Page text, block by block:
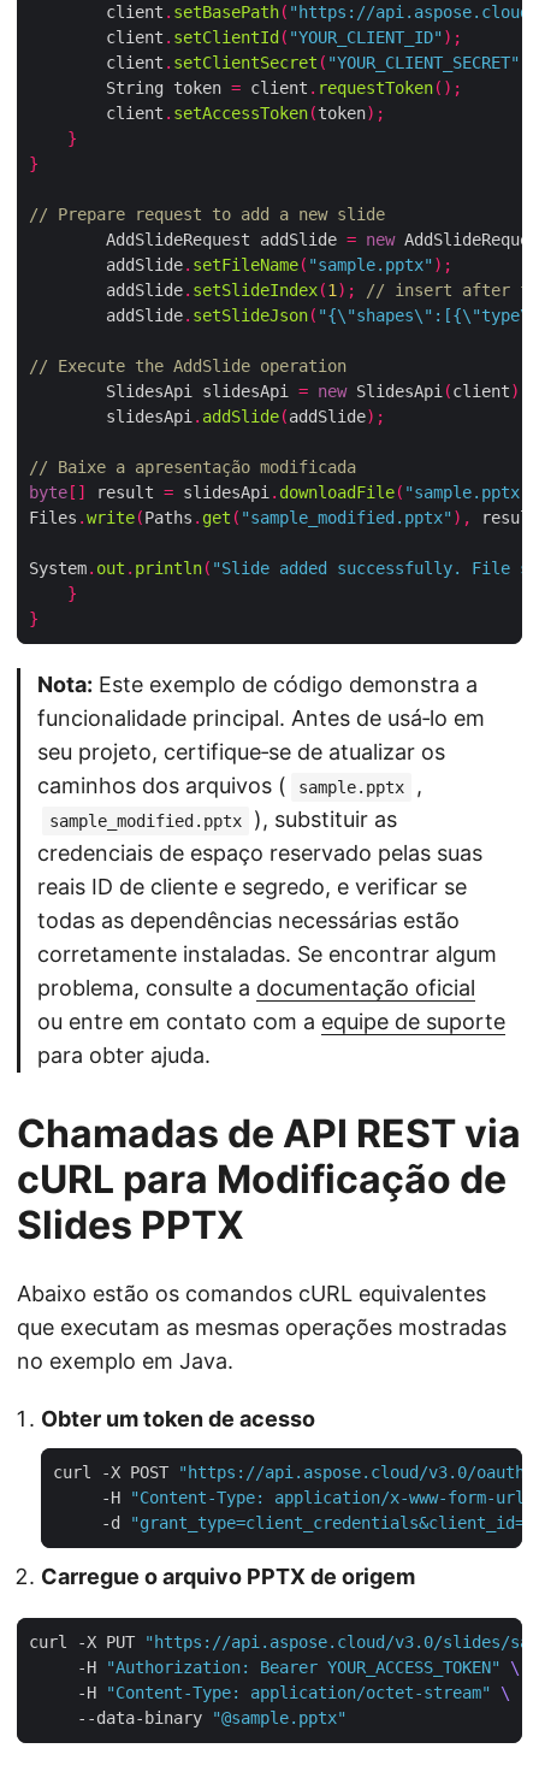
        client
. setBasePath( "https://api.aspose.cloud"
        client
. setClientId ( "YOUR_CLIENT_ID" );
        client
. setClientSecret ( "YOUR_CLIENT_SECRET"
        String token
= client . requestToken();
        client
. setAccessToken(token);
}
}
// Prepare request to add a new slide
        AddSlideRequest addSlide
= new
        addSlide
. setFileName( "sample.pptx" );
        addSlide
. setSlideIndex(1 );
// insert after
        addSlide
. setSlideJson(
// Execute the AddSlide operation
        SlidesApi slidesApi
= new SlidesApi (client);
        slidesApi
. addSlide(addSlide);
// Baixe a apresentação modificada
byte [] result = slidesApi . downloadFile( "sample.pptx"
Files .write(Paths . get ( "sample_modified.pptx" ), result
System. out . println( "Slide added successfully. File
}
}
Nota: Este exemplo de código demonstra a
funcionalidade principal. Antes de usá‑lo em
seu projeto, certifique‑se de atualizar os
caminhos dos arquivos (
sample.pptx ,
sample_modified.pptx
), substituir as
credenciais de espaço reservado pelas suas
reais ID de cliente e segredo, e verificar se
todas as dependências necessárias estão
corretamente instaladas. Se encontrar algum
problema, consulte a documentação oficial
ou entre em contato com a equipe de suporte
para obter ajuda.
Chamadas de API REST via
cURL para Modificação de
Slides PPTX
Abaixo estão os comandos cURL equivalentes
que executam as mesmas operações mostradas
no exemplo em Java.
Obter um token de acesso
curl -X POST
"https://api.aspose.cloud/v3.0/
     -H
"Content-Type: application/x-www-form-
     -d
Carregue o arquivo PPTX de origem
curl -X PUT
"https://api.aspose.cloud/v3.0/slides/
     -H
"Authorization: Bearer YOUR_ACCESS_TOKEN"
     -H
"Content-Type: application/octet-stream"
     --data-binary
"@sample.pptx"